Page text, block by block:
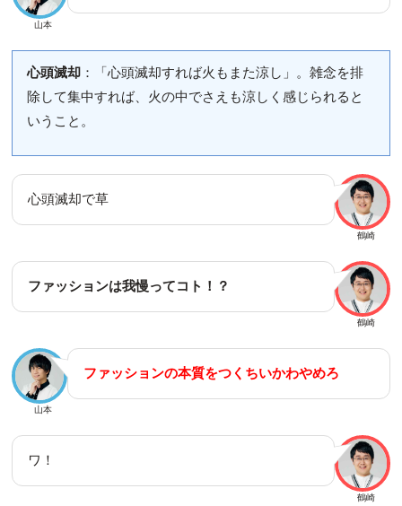
山本
心頭滅却：「心頭滅却すれば火もまた涼し」。雑念を排
除して集中すれば、火の中でさえも涼しく感じられると
いうこと。
鶴崎
心頭滅却で草
鶴崎
ファッションは我慢ってコト！？
山本
ファッションの本質をつくちいかわやめろ
鶴崎
ワ！